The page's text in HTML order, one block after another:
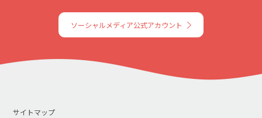
ソーシャルメディア公式アカウント
サイトマップ